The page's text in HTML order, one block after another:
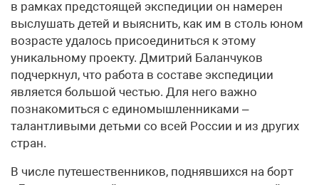
в рамках предстоящей экспедиции он намерен
выслушать детей и выяснить, как им в столь юном
возрасте удалось присоединиться к этому
уникальному проекту. Дмитрий Баланчуков
подчеркнул, что работа в составе экспедиции
является большой честью. Для него важно
познакомиться с единомышленниками –
талантливыми детьми со всей России и из других
стран.
В числе путешественников, поднявшихся на борт